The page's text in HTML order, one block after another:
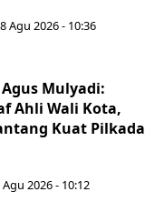
Agu 2026 - 10:36
Mulyadi:
Ahli Wali Kota,
Kuat Pilkada
2026 - 10:12